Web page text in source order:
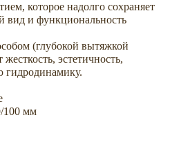
которое надолго сохраняет
вид и функциональность
(глубокой вытяжкой
эстетичность,
гидродинамику.
100 мм